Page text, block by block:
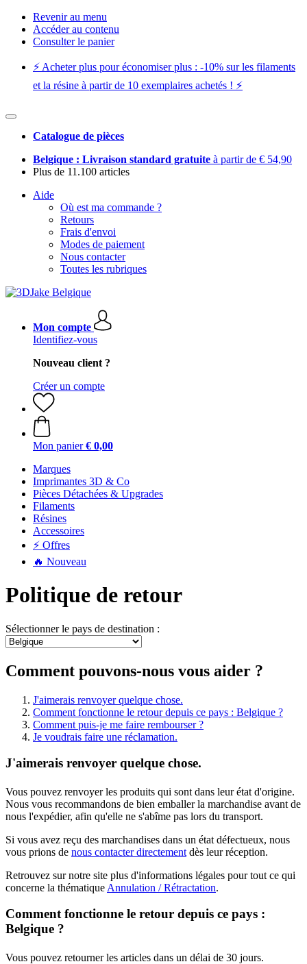
Revenir au menu
Accéder au contenu
Consulter le panier
⚡️ Acheter plus pour économiser plus : -10% sur les filaments
et la résine à partir de 10 exemplaires achetés ! ⚡️
Catalogue de pièces
Belgique : Livraison standard gratuite à partir de € 54,90
Plus de 11.100 articles
Aide
Où est ma commande ?
Retours
Frais d'envoi
Modes de paiement
Nous contacter
Toutes les rubriques
Mon compte
Identifiez-vous
Nouveau client ?
Créer un compte
Mon panier € 0,00
Marques
Imprimantes 3D & Co
Pièces Détachées & Upgrades
Filaments
Résines
Accessoires
⚡ Offres
🔥 Nouveau
Politique de retour
Sélectionner le pays de destination :
Comment pouvons-nous vous aider ?
J'aimerais renvoyer quelque chose.
Comment fonctionne le retour depuis ce pays : Belgique ?
Comment puis-je me faire rembourser ?
Je voudrais faire une réclamation.
J'aimerais renvoyer quelque chose.
Vous pouvez renvoyer les produits qui sont dans leur état d'origine.
Nous vous recommandons de bien emballer la marchandise avant de
nous l'expédier, afin qu'elle ne s'abîme pas lors du transport.
Si vous avez reçu des marchandises dans un état défectueux, nous
vous prions de nous contacter directement dès leur réception.
Retrouvez sur notre site plus d'informations légales pour tout ce qui
concerne la thématique Annulation / Rétractation.
Comment fonctionne le retour depuis ce pays :
Belgique ?
Vous pouvez retourner les articles dans un délai de 30 jours.